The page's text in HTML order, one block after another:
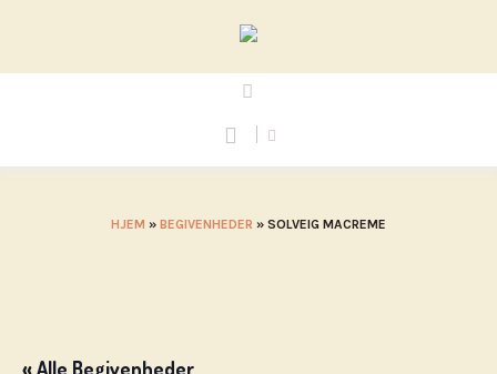
HJEM » BEGIVENHEDER » SOLVEIG MACREME
« Alle Begivenheder